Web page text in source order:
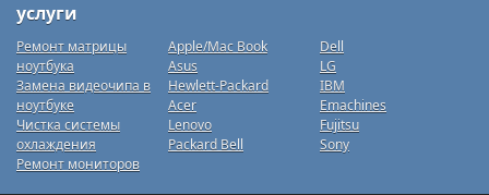
услуги
Ремонт матрицы
ноутбука
Замена видеочипа в
ноутбуке
Чистка системы
охлаждения
Ремонт мониторов
Apple/Mac Book
Asus
Hewlett-Packard
Acer
Lenovo
Packard Bell
Dell
LG
IBM
Emachines
Fujitsu
Sony